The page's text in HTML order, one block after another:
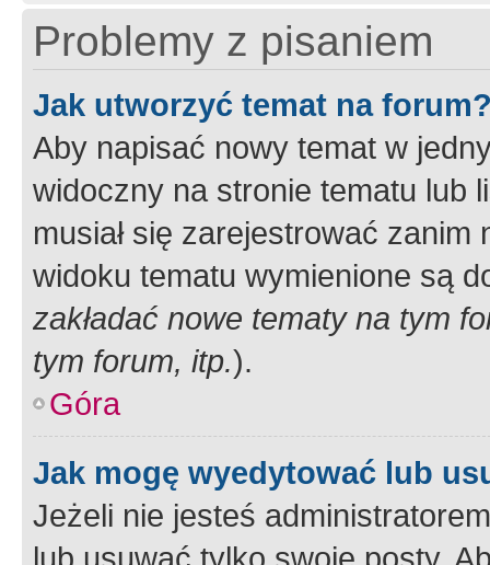
Problemy z pisaniem
Jak utworzyć temat na
Aby napisać nowy temat w
widoczny na stronie tematu lub
musiał się zarejestrować
widoku tematu wymienione są
zakładać nowe tematy na tym
tym forum, itp.).
Góra
Jak mogę wyedytować lub
Jeżeli nie jesteś